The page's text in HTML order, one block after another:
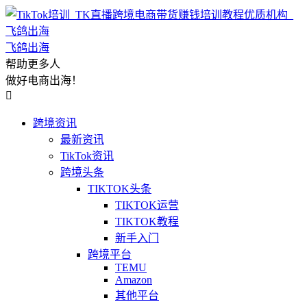
飞鸽出海
帮助更多人
做好电商出海！

跨境资讯
最新资讯
TikTok资讯
跨境头条
TIKTOK头条
TIKTOK运营
TIKTOK教程
新手入门
跨境平台
TEMU
Amazon
其他平台